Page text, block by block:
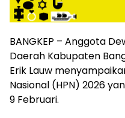
BANGKEP – Anggota
Daerah Kabupaten
Erik Lauw
Nasional (HPN) 2026
9 Februari.